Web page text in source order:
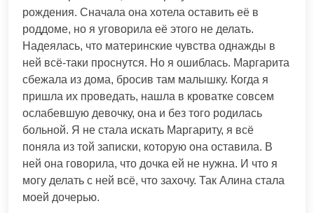
рождения. Сначала она хотела оставить её в
роддоме, но я уговорила её этого не делать.
Надеялась, что материнские чувства однажды в
ней всё-таки проснутся. Но я ошиблась. Маргарита
сбежала из дома, бросив там малышку. Когда я
пришла их проведать, нашла в кроватке совсем
ослабевшую девочку, она и без того родилась
больной. Я не стала искать Маргариту, я всё
поняла из той записки, которую она оставила. В
ней она говорила, что дочка ей не нужна. И что я
могу делать с ней всё, что захочу. Так Алина стала
моей дочерью.